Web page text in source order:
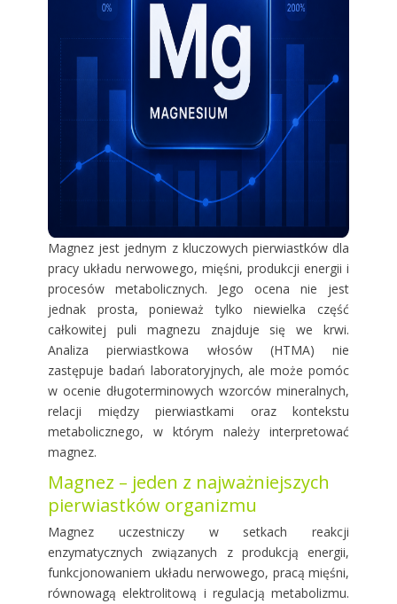
Magnez jest jednym z kluczowych pierwiastków dla
pracy układu nerwowego, mięśni, produkcji energii i
procesów metabolicznych. Jego ocena nie jest
jednak prosta, ponieważ tylko niewielka część
całkowitej puli magnezu znajduje się we krwi.
Analiza pierwiastkowa włosów (HTMA) nie
zastępuje badań laboratoryjnych, ale może pomóc
w ocenie długoterminowych wzorców mineralnych,
relacji między pierwiastkami oraz kontekstu
metabolicznego, w którym należy interpretować
magnez.
Magnez – jeden z najważniejszych
pierwiastków organizmu
Magnez uczestniczy w setkach reakcji
enzymatycznych związanych z produkcją energii,
funkcjonowaniem układu nerwowego, pracą mięśni,
równowagą elektrolitową i regulacją metabolizmu.